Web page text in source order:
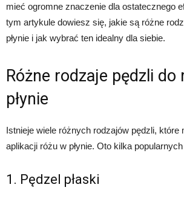
mieć ogromne znaczenie dla ostatecznego
tym artykule dowiesz się, jakie są różne
płynie i jak wybrać ten idealny dla siebie.
Różne rodzaje pędzli do
płynie
Istnieje wiele różnych rodzajów pędzli, które
aplikacji różu w płynie. Oto kilka
1. Pędzel płaski